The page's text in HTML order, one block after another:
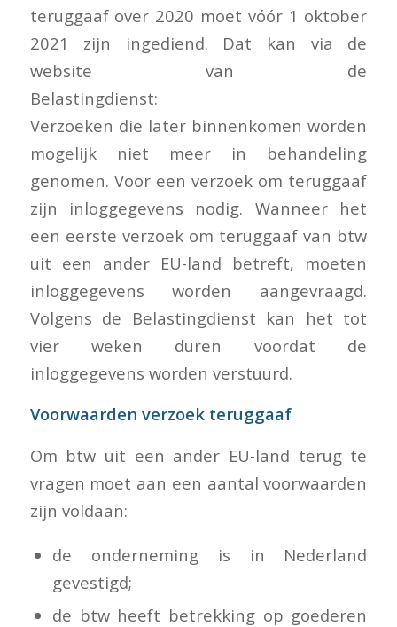
teruggaaf over 2020 moet vóór 1 oktober
2021 zijn ingediend. Dat kan via de
website van de
Belastingdienst:
Verzoeken die later binnenkomen worden
mogelijk niet meer in behandeling
genomen. Voor een verzoek om teruggaaf
zijn inloggegevens nodig. Wanneer het
een eerste verzoek om teruggaaf van btw
uit een ander EU-land betreft, moeten
inloggegevens worden aangevraagd.
Volgens de Belastingdienst kan het tot
vier weken duren voordat de
inloggegevens worden verstuurd.
Voorwaarden verzoek teruggaaf
Om btw uit een ander EU-land terug te
vragen moet aan een aantal voorwaarden
zijn voldaan:
de onderneming is in Nederland
gevestigd;
de btw heeft betrekking op goederen